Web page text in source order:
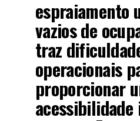
espraiamento
vazios de
traz
operacionais
proporcionar